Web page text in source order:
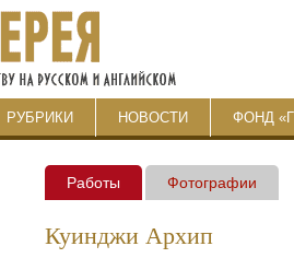
РУБРИКИ НОВОСТИ ФОНД
Работы Фотографии
Куинджи Архип